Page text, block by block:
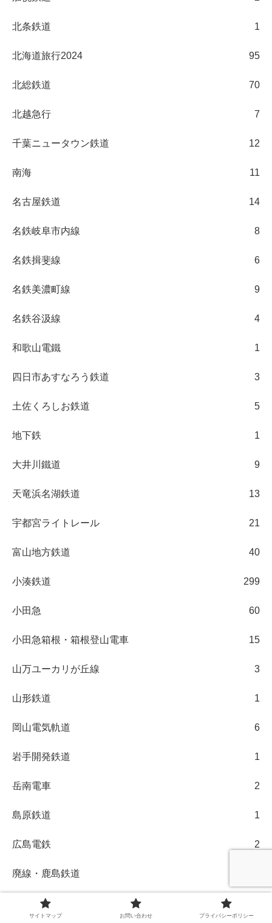
北条鉄道 1
北海道旅行2024 95
北総鉄道 70
北越急行 7
千葉ニュータウン鉄道 12
南海 11
名古屋鉄道 14
名鉄岐阜市内線 8
名鉄揖斐線 6
名鉄美濃町線 9
名鉄谷汲線 4
和歌山電鐵 1
四日市あすなろう鉄道 3
土佐くろしお鉄道 5
地下鉄 1
大井川鐵道 9
天竜浜名湖鉄道 13
宇都宮ライトレール 21
富山地方鉄道 40
小湊鉄道 299
小田急 60
小田急箱根・箱根登山電車 15
山万ユーカリが丘線 3
山形鉄道 1
岡山電気軌道 6
岩手開発鉄道 1
岳南電車 2
島原鉄道 1
広島電鉄 2
廃線・鹿島鉄道
弘南鉄道
サイトマップ お問い合わせ プライバシーポリシー